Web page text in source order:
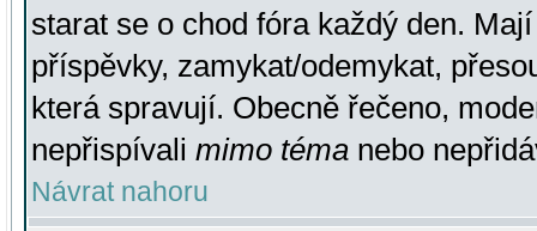
starat se o chod fóra každý den.
příspěvky, zamykat/odemykat,
která spravují. Obecně řečeno,
nepřispívali mimo téma nebo
Návrat nahoru